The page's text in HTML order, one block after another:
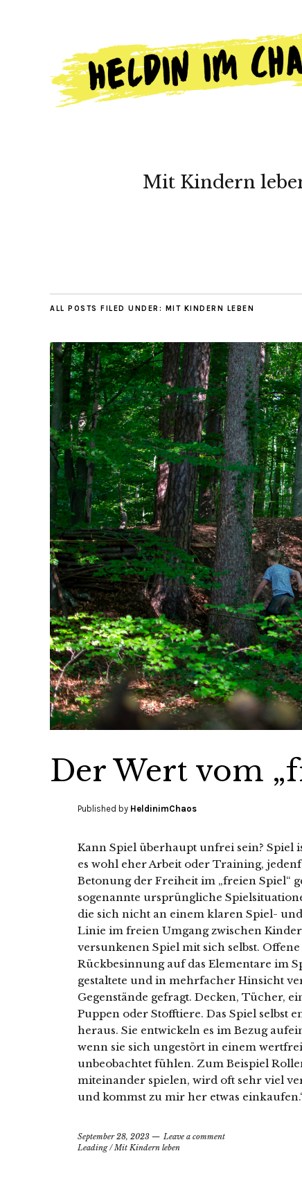
Mit Kindern
ALL POSTS FILED UNDER: MIT KINDERN LEBEN
Der Wert vom
Published by HeldinimChaos
Kann Spiel überhaupt unfrei sein? Spiel
es wohl eher Arbeit oder Training,
Betonung der Freiheit im „freien Spiel“
sogenannte ursprüngliche
die sich nicht an einem klaren Spiel-
Linie im freien Umgang zwischen
versunkenen Spiel mit sich selbst.
Rückbesinnung auf das Elementare im
gestaltete und in mehrfacher Hinsicht
Gegenstände gefragt. Decken, Tücher,
Puppen oder Stofftiere. Das Spiel selbst
heraus. Sie entwickeln es im Bezug
wenn sie sich ungestört in einem
unbeobachtet fühlen. Zum Beispiel
miteinander spielen, wird oft sehr viel
und kommst zu mir her etwas
September 28, 2023
Leave a comment
Leading/Mit Kindern leben